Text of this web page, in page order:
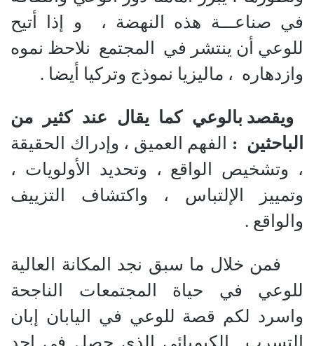
في صناعـــة هذه النهضة ، و إذا أتيح
للوعي أن ينتشر في المجتمع نلاحظ نموه
وازدهاره ، ماليزيا نموذج وتركيا أيضا .
ويقصد بالوعي كما يقال عند كثير من
الباحثين : الفهم العميق ، وإدراك الحقيقة
، وتشخيص الواقع ، وتحديد الأولويات ،
وتمييز الإلتباس ، واكتشاف التزييف
والواقع .
فمن خلال ما سبق نجد المكانة العالية
للوعي في حياة المجتمعات الناجحة
واسرد لكم قصة للوعي في اليابان إبان
التسرب الكيميائي الذي حصل في احد